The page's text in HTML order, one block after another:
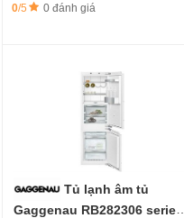
động
0/5 0 đánh giá
Tủ lạnh âm tủ
Gaggenau RB282306 series